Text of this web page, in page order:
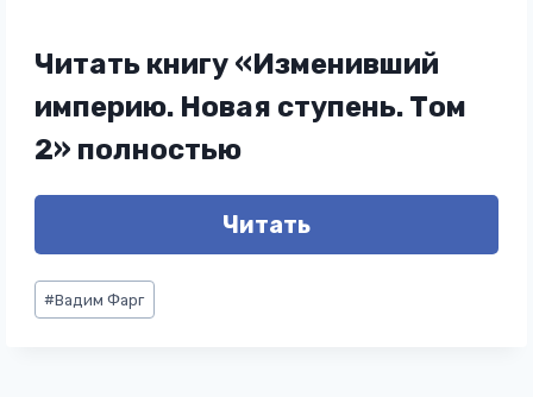
Читать книгу «Изменивший
империю. Новая ступень. Том
2» полностью
Читать
Метки
записи:
#Вадим Фарг